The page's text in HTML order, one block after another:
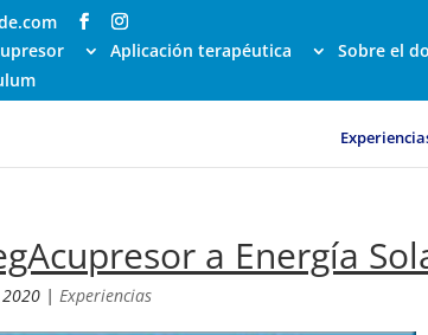
Aplicación terapéutica Sobre el
a Energía
2020 |Experiencias